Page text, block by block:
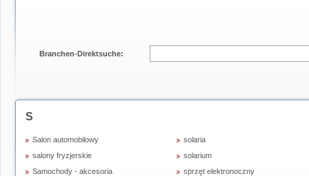
Branchen-Direktsuche:
S
Salon automobilowy
salony fryzjerskie
Samochody - akcesoria
solaria
solarium
sprzęt elektronoczny